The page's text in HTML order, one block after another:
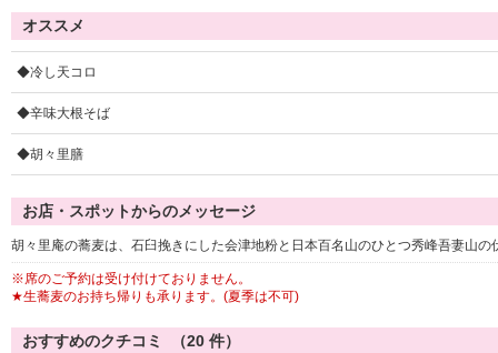
オススメ
◆冷し天コロ
◆辛味大根そば
◆胡々里膳
お店・スポットからのメッセージ
胡々里庵の蕎麦は、石臼挽きにした会津地粉と日本百名山のひとつ秀峰吾妻山
※席のご予約は受け付けておりません。
★生蕎麦のお持ち帰りも承ります。(夏季は不可)
おすすめのクチコミ （20 件）